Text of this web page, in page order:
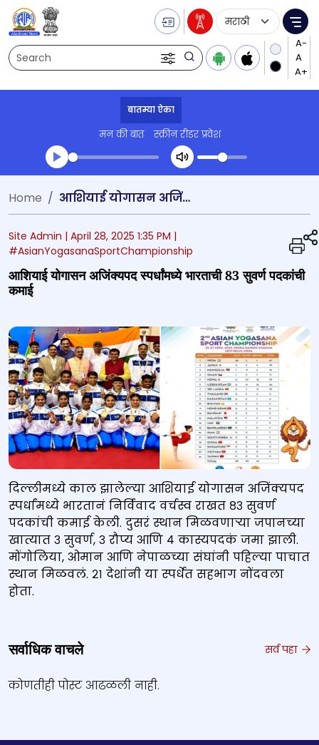
Search
Language
बातम्या ऐका
मन की बात स्क्रीन रीडर प्रवेश
Transcript summary
प्ले ऑडिओ
Home आशियाई योगासन अजिंक्यपद स्पर्धांमध्ये भारताची 83 सुवर्ण पदकांची कमाई
Site Admin | April 28, 2025 1:35 PM |
#AsianYogasanaSportChampionship
आशियाई योगासन अजिंक्यपद स्पर्धांमध्ये भारताची 83 सुवर्ण पदकांची
कमाई
दिल्लीमध्ये काल झालेल्या आशियाई योगासन अजिंक्यपद
स्पर्धांमध्ये भारतानं निर्विवाद वर्चस्व राखत ८३ सुवर्ण
पदकांची कमाई केली. दुसरं स्थान मिळवणाऱ्या जपानच्या
खात्यात ३ सुवर्ण, ३ रौप्य आणि ४ कास्यपदकं जमा झाली.
मोंगोलिया, ओमान आणि नेपाळच्या संघांनी पहिल्या पाचात
स्थान मिळवलं. २१ देशांनी या स्पर्धेत सहभाग नोंदवला
होता.
सर्वाधिक वाचले सर्व पहा
कोणतीही पोस्ट आढळली नाही.